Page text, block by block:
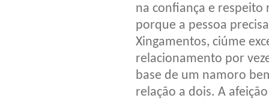
na confiança e respeito
porque a pessoa
Xingamentos, ciúme
relacionamento por
base de um namoro
relação a dois. A